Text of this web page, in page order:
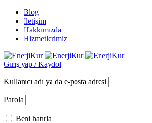
Blog
İletişim
Hakkımızda
Hizmetlerimiz
Giriş yap / Kaydol
Kullanıcı adı ya da e-posta adresi
Parola
Beni hatırla